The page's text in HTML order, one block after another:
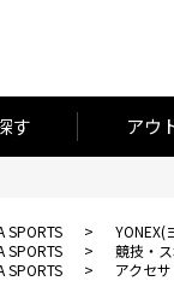
す アウ
SPORTS > YONEX(
SPORTS > 競技・
SPORTS > アクセ